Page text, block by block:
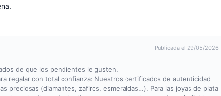
Publicada el 29/05/2026
de que los pendientes le gusten.
regalar con total confianza: Nuestros certificados de autenticidad
preciosas (diamantes, zafiros, esmeraldas…). Para las joyas de plata